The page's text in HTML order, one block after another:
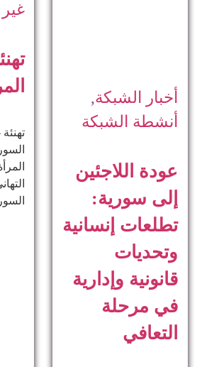
أخبار الشبكة,
أنشطة الشبكة
عودة اللاجئين
إلى سورية:
تطلعات إنسانية
وتحديات
قانونية وإدارية
في مرحلة
التعافي